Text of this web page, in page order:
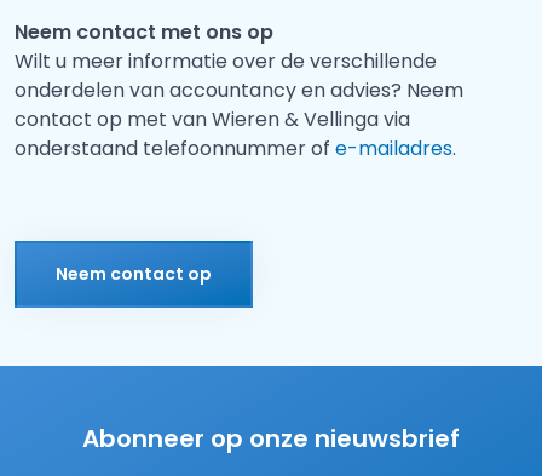
Neem contact met ons op
Wilt u meer informatie over de verschillende
onderdelen van accountancy en advies? Neem
contact op met van Wieren & Vellinga via
onderstaand telefoonnummer of e-mailadres.
Neem contact op
Abonneer op onze nieuwsbrief